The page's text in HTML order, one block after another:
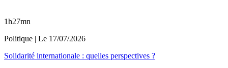
1h27mn
Politique | Le 17/07/2026
Solidarité internationale : quelles perspectives ?